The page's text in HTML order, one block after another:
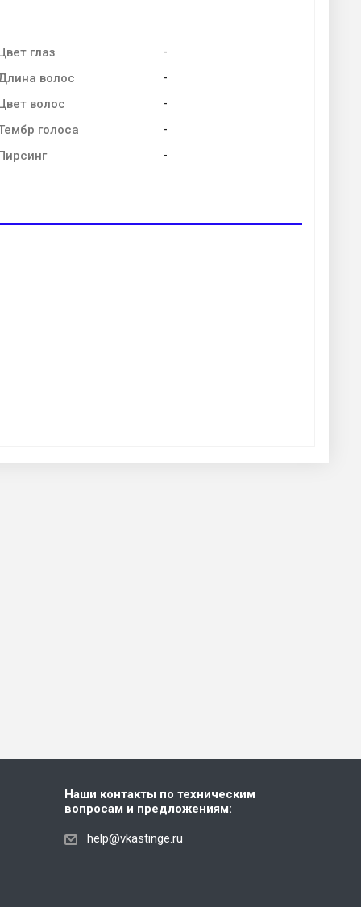
глаз -
волос -
волос -
голоса -
-
Наши контакты по техническим
вопросам и предложениям:
help@vkastinge.ru